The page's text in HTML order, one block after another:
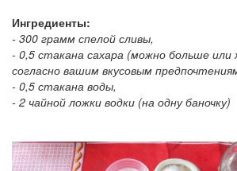
Ингредиенты:
- 300 грамм спелой сливы,
- 0,5 стакана сахара (можно больше
согласно вашим вкусовым
- 0,5 стакана воды,
- 2 чайной ложки водки (на одну баночку)